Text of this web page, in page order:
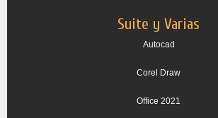
Suite y Varias
Autocad
Corel Draw
Office 2021